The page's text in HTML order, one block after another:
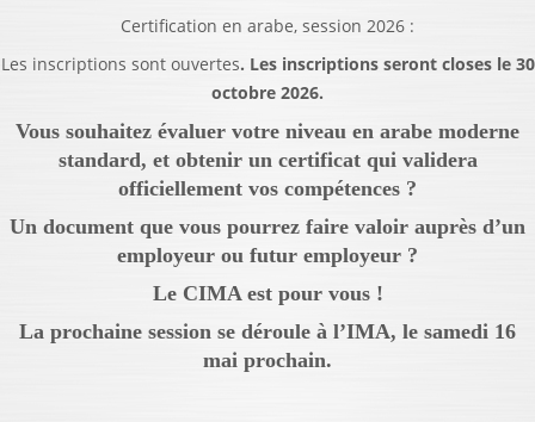
Certification en arabe, session 2026 :
Les inscriptions sont ouvertes. Les inscriptions seront closes le 30
octobre 2026.
Vous souhaitez évaluer votre niveau en arabe moderne
standard, et obtenir un certificat qui validera
officiellement vos compétences ?
Un document que vous pourrez faire valoir auprès d’un
employeur ou futur employeur ?
Le CIMA est pour vous !
La prochaine session se déroule à l’IMA, le samedi 16
mai prochain.